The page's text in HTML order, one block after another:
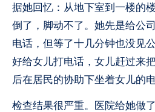
据她回忆：从地下室到一楼的
倒了，脚动不了。她先是给公
电话，但等了十几分钟也没见
好给女儿打电话，女儿赶过来
后在居民的协助下坐着女儿的
检查结果很严重。医院给她做